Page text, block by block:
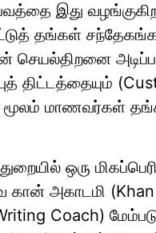
இது
தங்கள்
செயல்திறனை
திட்டத்தையும்
மூலம் மாணவர்கள்
ஒரு
கான் அகாடமி
Coach)